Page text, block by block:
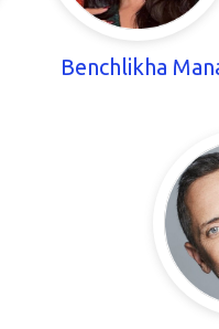
Benchlikha